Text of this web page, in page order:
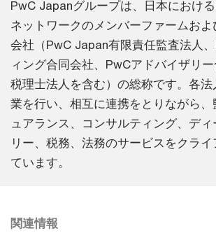
PwC Japanグループは、日本におけ
ネットワークのメンバーファームお
会社（PwC Japan有限責任監査法人
ィング合同会社、PwCアドバイザリ
税理士法人を含む）の総称です。各
業を行い、相互に連携をとりながら
ュアランス、コンサルティング、デ
リー、税務、法務のサービスをクラ
ています。
関連情報